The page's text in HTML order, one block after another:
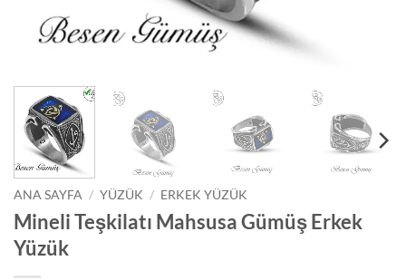
ANA SAYFA / YÜZÜK / ERKEK YÜZÜK
Mineli Teşkilatı Mahsusa Gümüş Erkek
Yüzük